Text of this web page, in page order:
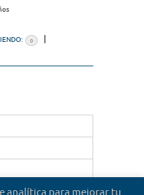
0
analítica para mejorar tu